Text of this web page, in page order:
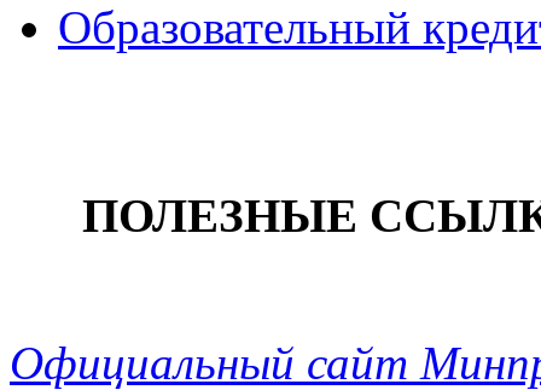
Образовательный
ПОЛЕЗНЫЕ
Официальный сайт